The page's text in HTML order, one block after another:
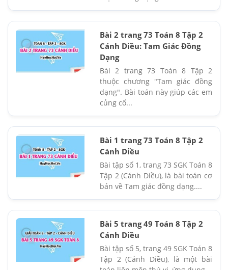
Bài 2 trang 73 Toán 8 Tập 2
Cánh Diều: Tam Giác Đồng
Dạng
Bài 2 trang 73 Toán 8 Tập 2
thuộc chương "Tam giác đồng
dạng". Bài toán này giúp các em
củng cố...
Bài 1 trang 73 Toán 8 Tập 2
Cánh Diều
Bài tập số 1, trang 73 SGK Toán 8
Tập 2 (Cánh Diều), là bài toán cơ
bản về Tam giác đồng dạng....
Bài 5 trang 49 Toán 8 Tập 2
Cánh Diều
Bài tập số 5, trang 49 SGK Toán 8
Tập 2 (Cánh Diều), là một bài